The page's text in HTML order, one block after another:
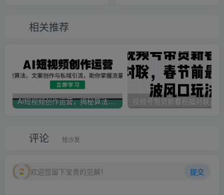
相关推荐
AI短视频创作运营，揭秘算法、文案创作与私域引流，助你掌握流量密码
评论 抢沙发
欢迎您留下宝贵的见解！ 提交